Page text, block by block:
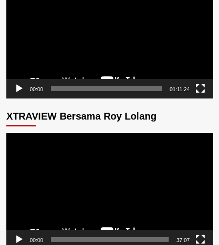
00:00 01:11:24
XTRAVIEW Bersama Roy Lolang
00:00 37:07